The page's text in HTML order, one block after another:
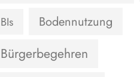
BIs Bodennutzung
Bürgerbegehren